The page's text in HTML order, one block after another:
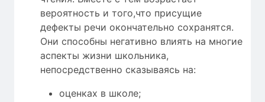
вероятность и того,что присущие
дефекты речи окончательно сохранятся.
Они способны негативно влиять на многие
аспекты жизни школьника,
непосредственно сказываясь на:
оценках в школе;